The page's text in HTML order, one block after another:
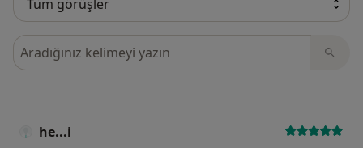
Görüşler içerisinde ara
he...i